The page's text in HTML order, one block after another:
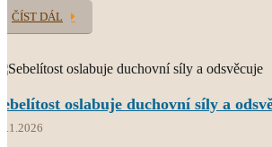
ČÍST DÁL
oslabuje duchovní síly a